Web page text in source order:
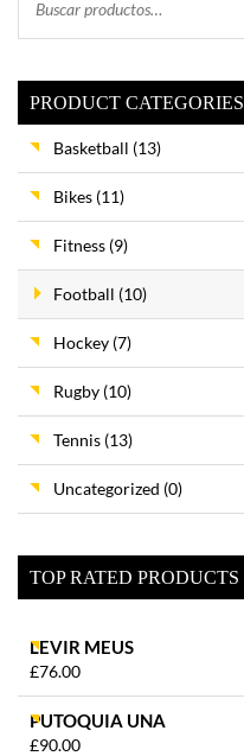
PRODUCT CATEGORIES
Basketball (13)
Bikes (11)
Fitness (9)
Football (10)
Hockey (7)
Rugby (10)
Tennis (13)
Uncategorized (0)
TOP RATED PRODUCTS
LEVIR MEUS
£76.00
PUTOQUIA UNA
£90.00